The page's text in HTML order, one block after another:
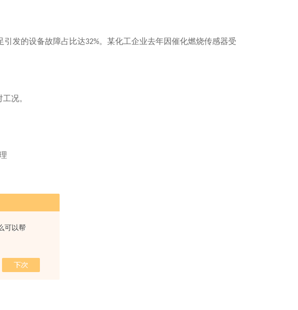
可以帮
引发的设备故障占比达32%。某化工企业去年因催化燃烧传感器受
况。